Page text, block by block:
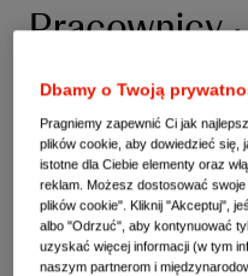
Pracownicy
ramach
książki i
dla dzieci.
Pracownicy
Dbamy o Twoją
Pragniemy zapewnić Ci jak
plików cookie, aby dowiedzieć się,
istotne dla Ciebie elementy oraz
reklam. Możesz dostosować
plików cookie". Kliknij "Akceptuj",
albo "Odrzuć", aby kontynuować
uzyskać więcej informacji (w tym
naszym partnerom i